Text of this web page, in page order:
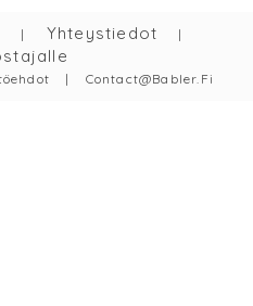
| Yhteystiedot |
| Contact@babler.fi